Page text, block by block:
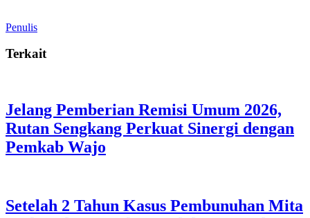
Penulis
Terkait
Jelang Pemberian Remisi Umum 2026,
Rutan Sengkang Perkuat Sinergi dengan
Pemkab Wajo
Setelah 2 Tahun Kasus Pembunuhan Mita